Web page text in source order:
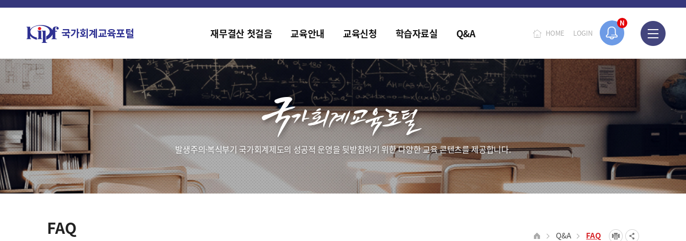
N
홈페이지가 새롭게 개편되었습니다.
HOME LOGIN
재무결산 첫걸음 교육안내 교육신청 학습자료실 Q&A
발생주의·복식부기 국가회계제도의 성공적 운영을 뒷받침하기 위한 다양한 교육 콘텐츠를 제공합니다.
FAQ Q&A FAQ